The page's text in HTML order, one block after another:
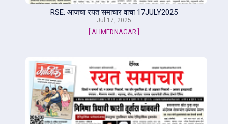
RSE: आजचा रयत समाचार वाचा 17JULY2025
Jul 17, 2025
[ AHMEDNAGAR ]